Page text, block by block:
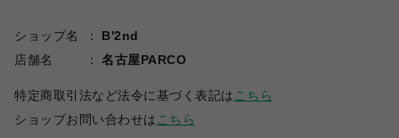
ショップ名
B'2nd
店舗名
名古屋PARCO
特定商取引法など法令に基づく表記は こちら
ショップお問い合わせは こちら